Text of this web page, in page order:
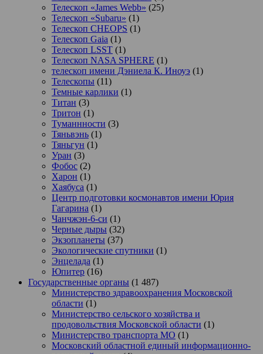
Телескоп «James Webb» (25)
Телескоп «Subaru» (1)
Телескоп CHEOPS (1)
Телескоп Gaia (1)
Телескоп LSST (1)
Телескоп NASA SPHERE (1)
телескоп имени Дэниела К. Иноуэ (1)
Телескопы (11)
Темные карлики (1)
Титан (3)
Тритон (1)
Туманнности (3)
Тяньвэнь (1)
Тяньгун (1)
Уран (3)
Фобос (2)
Харон (1)
Хаябуса (1)
Центр подготовки космонавтов имени Юрия
Гагарина (1)
Чанчжэн-6-си (1)
Черные дыры (32)
Экзопланеты (37)
Экологические спутники (1)
Энцелада (1)
Юпитер (16)
Государственные органы (1 487)
Министерство здравоохранения Московской
области (1)
Министерство сельского хозяйства и
продовольствия Московской области (1)
Министерство транспорта МО (1)
Московский областной единый информационно-